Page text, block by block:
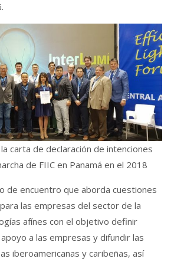
carta de declaración de intenciones
de FIIC en Panamá en el 2018
de encuentro que aborda cuestiones
las empresas del sector de la
afínes con el objetivo definir
a las empresas y difundir las
iberoamericanas y caribeñas, así